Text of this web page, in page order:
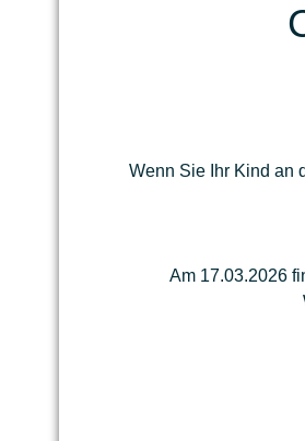
Wenn Sie Ihr Kind an
Am 17.03.2026